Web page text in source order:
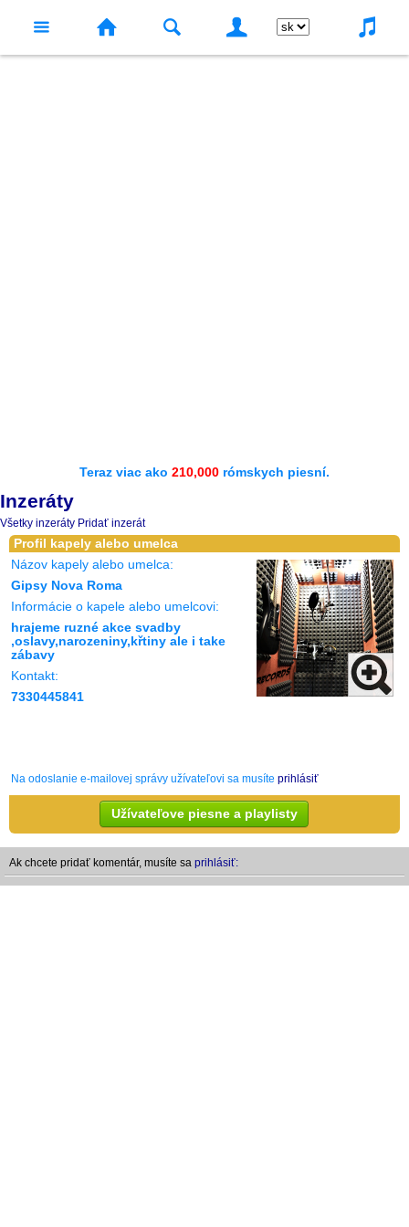
Teraz viac ako 210,000 rómskych piesní.
Inzeráty
Všetky inzeráty Pridať inzerát
Profil kapely alebo umelca
Názov kapely alebo umelca:
Gipsy Nova Roma
Informácie o kapele alebo umelcovi:
hrajeme ruzné akce svadby
,oslavy,narozeniny,křtiny ale i take
zábavy
Kontakt:
7330445841
Na odoslanie e-mailovej správy užívateľovi sa musíte prihlásiť
Užívateľove piesne a playlisty
Ak chcete pridať komentár, musíte sa prihlásiť: